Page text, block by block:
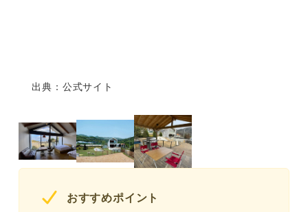
出典：公式サイト
おすすめポイント